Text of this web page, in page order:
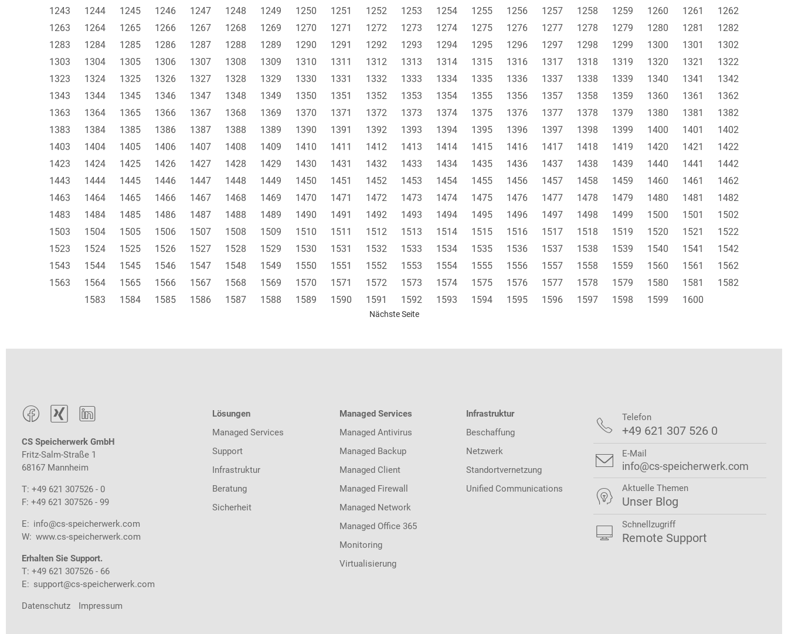
1243
1244 1245 1246 1247 1248 1249 1250 1251 1252 1253 1254 1255 1256 1257 1258 1259 1260 1261
1262
1263
1264 1265 1266 1267 1268 1269 1270 1271 1272 1273 1274 1275 1276 1277 1278 1279 1280 1281
1282
1283
1284 1285 1286 1287 1288 1289 1290 1291 1292 1293 1294 1295 1296 1297 1298 1299 1300 1301
1302
1303
1304 1305 1306 1307 1308 1309 1310 1311 1312 1313 1314 1315 1316 1317 1318 1319 1320 1321
1322
1323
1324 1325 1326 1327 1328 1329 1330 1331 1332 1333 1334 1335 1336 1337 1338 1339 1340 1341
1342
1343
1344 1345 1346 1347 1348 1349 1350 1351 1352 1353 1354 1355 1356 1357 1358 1359 1360 1361
1362
1363
1364 1365 1366 1367 1368 1369 1370 1371 1372 1373 1374 1375 1376 1377 1378 1379 1380 1381
1382
1383
1384 1385 1386 1387 1388 1389 1390 1391 1392 1393 1394 1395 1396 1397 1398 1399 1400 1401
1402
1403
1404 1405 1406 1407 1408 1409 1410 1411 1412 1413 1414 1415 1416 1417 1418 1419 1420 1421
1422
1423
1424 1425 1426 1427 1428 1429 1430 1431 1432 1433 1434 1435 1436 1437 1438 1439 1440 1441
1442
1443
1444 1445 1446 1447 1448 1449 1450 1451 1452 1453 1454 1455 1456 1457 1458 1459 1460 1461
1462
1463
1464 1465 1466 1467 1468 1469 1470 1471 1472 1473 1474 1475 1476 1477 1478 1479 1480 1481
1482
1483
1484 1485 1486 1487 1488 1489 1490 1491 1492 1493 1494 1495 1496 1497 1498 1499 1500 1501
1502
1503
1504 1505 1506 1507 1508 1509 1510 1511 1512 1513 1514 1515 1516 1517 1518 1519 1520 1521
1522
1523
1524 1525 1526 1527 1528 1529 1530 1531 1532 1533 1534 1535 1536 1537 1538 1539 1540 1541
1542
1543
1544 1545 1546 1547 1548 1549 1550 1551 1552 1553 1554 1555 1556 1557 1558 1559 1560 1561
1562
1563
1564 1565 1566 1567 1568 1569 1570 1571 1572 1573 1574 1575 1576 1577 1578 1579 1580 1581
1582
1583
1584 1585 1586 1587 1588 1589 1590 1591 1592 1593 1594 1595 1596 1597 1598 1599 1600
Nächste Seite
  
CS Speicherwerk GmbH
Fritz-Salm-Straße 1
68167 Mannheim
T: +49 621 307526 - 0
F: +49 621 307526 - 99
E: info@cs-speicherwerk.com
W: www.cs-speicherwerk.com
Erhalten Sie Support.
T: +49 621 307526 - 66
E: support@cs-speicherwerk.com
Datenschutz Impressum
Lösungen
Managed Services
Support
Infrastruktur
Beratung
Sicherheit
Managed Services
Managed Antivirus
Managed Backup
Managed Client
Managed Firewall
Managed Network
Managed Office 365
Monitoring
Virtualisierung
Infrastruktur
Beschaffung
Netzwerk
Standortvernetzung
Unified Communications
 Telefon
+49 621 307 526 0
 E-Mail
info@cs-speicherwerk.com
 Aktuelle Themen
Unser Blog
 Schnellzugriff
Remote Support